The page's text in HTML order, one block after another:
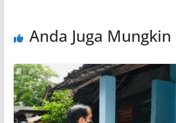
Anda Juga Mungkin